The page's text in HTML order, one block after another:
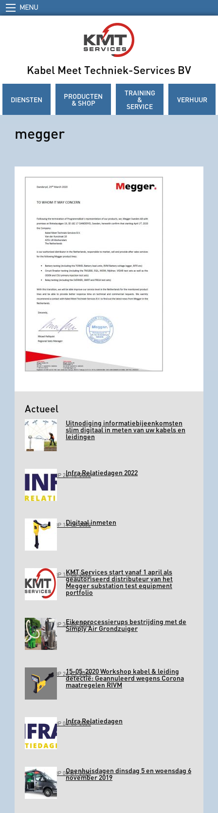
MENU
Kabel Meet Techniek-Services BV
DIENSTEN PRODUCTEN
& SHOP
TRAINING
&
SERVICE
VERHUUR
megger
Actueel
Uitnodiging informatiebijeenkomsten
slim digitaal in meten van uw kabels en
leidingen
GEPLAATST OP 26-10-2022Infra Relatiedagen 2022
GEPLAATST OP 11-03-2022Digitaal inmeten
GEPLAATST OP 11-03-2022KMT Services start vanaf 1 april als
geautoriseerd distributeur van het
Megger substation test equipment
portfolio
GEPLAATST OP 31-03-2020Eikenprocessierups bestrijding met de
Simply Air Grondzuiger
GEPLAATST OP 26-03-202015-05-2020 Workshop kabel & leiding
detectie: Geannuleerd wegens Corona
maatregelen RIVM
GEPLAATST OP 04-03-2020Infra Relatiedagen
GEPLAATST OP 09-01-2020Openhuisdagen dinsdag 5 en woensdag 6
november 2019